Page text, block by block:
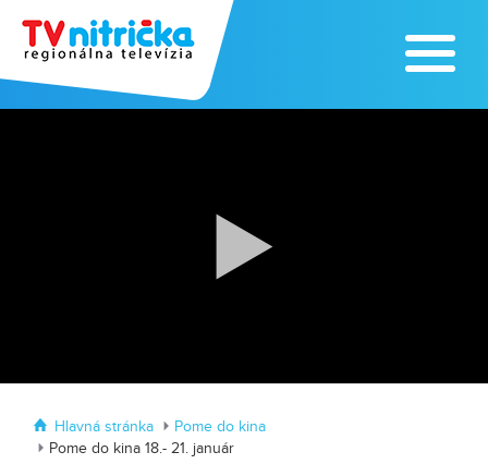
Traktormánia 2025 s pozvánkou
Hlavná stránka
Pome do kina
Pome do kina 18.- 21. január